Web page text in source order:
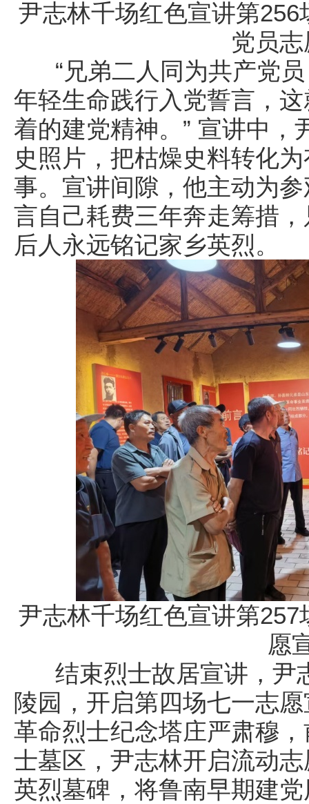
尹志林千场红色宣讲第
党员
“兄弟二人同为共产党员
年轻生命践行入党誓言，
着的建党精神。” 宣讲中，
史照片，把枯燥史料转化
事。宣讲间隙，他主动为
言自己耗费三年奔走筹措
后人永远铭记家乡英烈。
尹志林千场红色宣讲第
愿
结束烈士故居宣讲，尹
陵园，开启第四场七一志
革命烈士纪念塔庄严肃穆
士墓区，尹志林开启流动
英烈墓碑，将鲁南早期建